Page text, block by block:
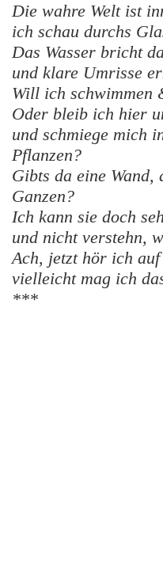
Die wahre Welt ist
ich schau durchs
Das Wasser bricht
und klare Umrisse
Will ich schwimmen
Oder bleib ich hier
und schmiege mich
Pflanzen?
Gibts da eine Wand,
Ganzen?
Ich kann sie doch
und nicht verstehn,
Ach, jetzt hör ich
vielleicht mag ich
***